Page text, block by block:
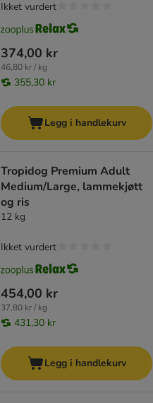
374,00 kr
46,80 kr / kg
355,30 kr
Ikket vurdert
Legg i handlekurv
Tropidog Premium Adult
Medium/Large, lammekjøtt
og ris
12 kg
454,00 kr
37,80 kr / kg
431,30 kr
Ikket vurdert
Legg i handlekurv